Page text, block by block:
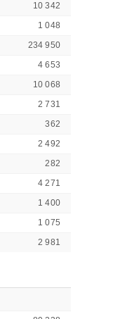
10 342
1 048
234 950
4 653
10 068
2 731
362
2 492
282
4 271
1 400
1 075
2 981